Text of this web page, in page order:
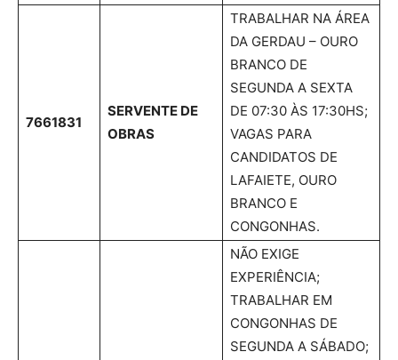
7661831
SERVENTE DE
OBRAS
TRABALHAR NA ÁREA
DA GERDAU – OURO
BRANCO DE
SEGUNDA A SEXTA
DE 07:30 ÀS 17:30HS;
VAGAS PARA
CANDIDATOS DE
LAFAIETE, OURO
BRANCO E
CONGONHAS.
NÃO EXIGE
EXPERIÊNCIA;
TRABALHAR EM
CONGONHAS DE
SEGUNDA A SÁBADO;